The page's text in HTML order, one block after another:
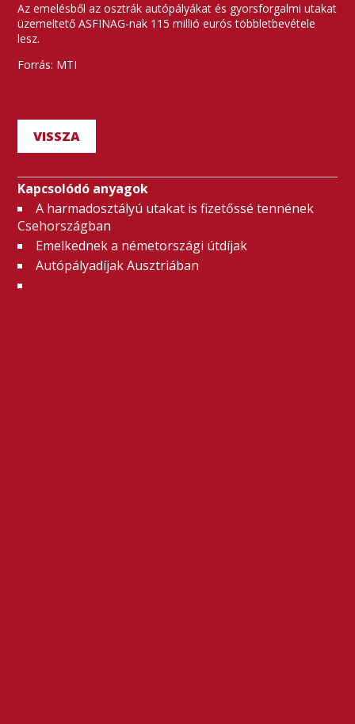
Az emelésből az osztrák autópályákat és gyorsforgalmi utakat
üzemeltető ASFINAG-nak 115 millió eurós többletbevétele
lesz.
Forrás: MTI
VISSZA
Kapcsolódó anyagok
A harmadosztályú utakat is fizetőssé tennének
Csehországban
Emelkednek a németországi útdíjak
Autópályadíjak Ausztriában